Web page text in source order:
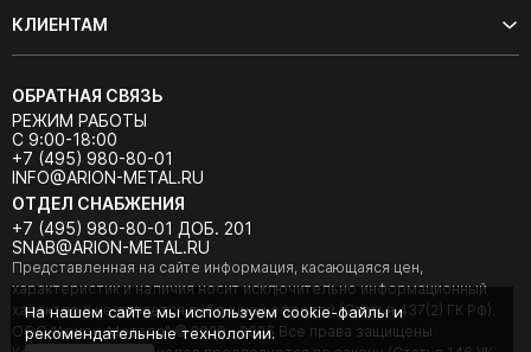
КЛИЕНТАМ
ОБРАТНАЯ СВЯЗЬ
РЕЖИМ РАБОТЫ
С 9:00-18:00
+7 (495) 980-80-01
INFO@ARION-METAL.RU
ОТДЕЛ СНАБЖЕНИЯ
+7 (495) 980-80-01 ДОБ. 201
SNAB@ARION-METAL.RU
Представленная на сайте информация, касающаяся цен,
характеристик и наличия носит исключительно информационный
характер и не является публичной офертой (Статья 437(2) ГК РФ).
ООО "Арион-Металл" © 2020 - 2026 Все права защищены.
На нашем сайте мы используем cookie-файлы и
рекомендательные технологии.